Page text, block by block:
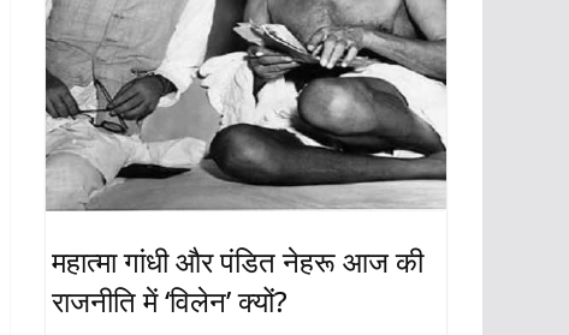
महात्मा गांधी और पंडित नेहरू आज की
राजनीति में ‘विलेन’ क्यों?